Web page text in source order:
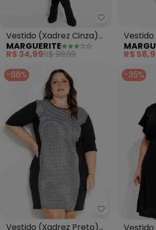
Marguerite -
Vestido (Xadrez Cinza)
em Malha
MARGUERITE
R$ 34,99R$ 99,99
Malha
R$
-66%
Marguerite -
Vestido (Xadrez Preto)
-35%
Vestido